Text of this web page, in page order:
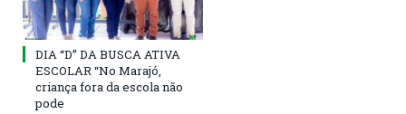
DIA “D” DA BUSCA ATIVA
ESCOLAR “No Marajó,
criança fora da escola não
pode